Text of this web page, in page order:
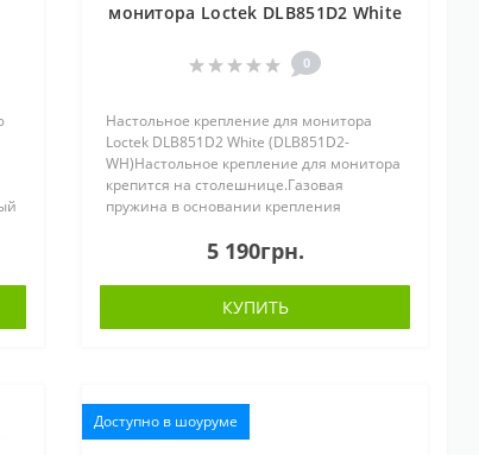
монитора Loctek DLB851D2 White
0
Настольное крепление для монитора
Loctek DLB851D2 White (DLB851D2-
WH)Настольное крепление для монитора
крепится на столешнице.Газовая
пружина в основании крепления
удобную высоту, а шарнирный крепеж
регулировать положен..
5 190грн.
КУПИТЬ
Доступно в шоуруме